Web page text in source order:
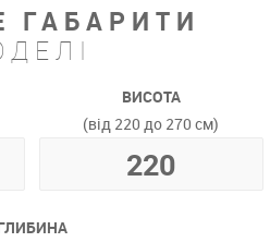
ГАБАРИТИ
ВИСОТА
(від 220 до 270 см)